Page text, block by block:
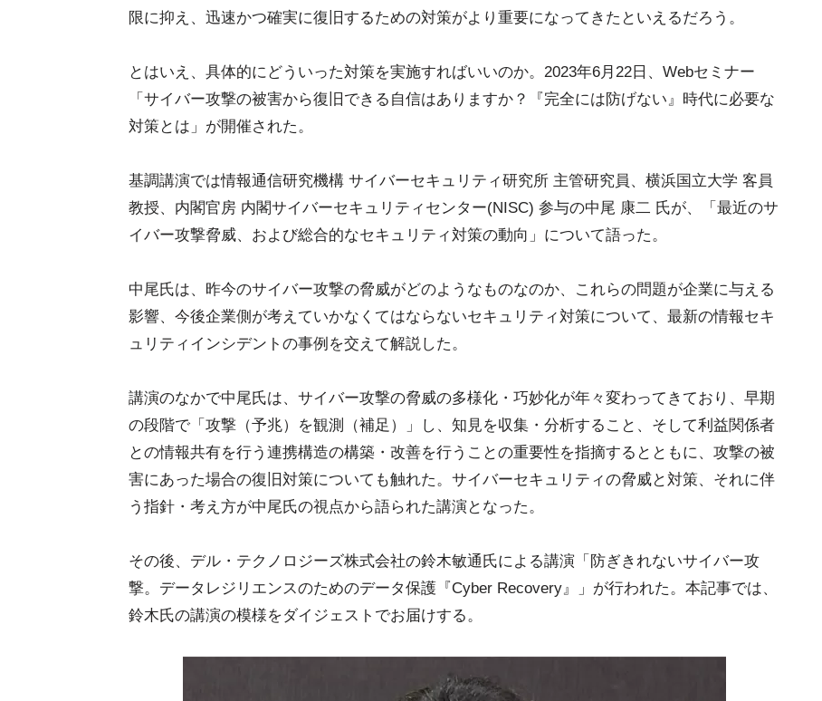
限に抑え、迅速かつ確実に復旧するための対策がより重要になってきたといえるだろう。
とはいえ、具体的にどういった対策を実施すればいいのか。2023年6月22日、Webセミナー
「サイバー攻撃の被害から復旧できる自信はありますか？『完全には防げない』時代に必要な
対策とは」が開催された。
基調講演では情報通信研究機構 サイバーセキュリティ研究所 主管研究員、横浜国立大学 客員
教授、内閣官房 内閣サイバーセキュリティセンター(NISC) 参与の中尾 康二 氏が、「最近のサ
イバー攻撃脅威、および総合的なセキュリティ対策の動向」について語った。
中尾氏は、昨今のサイバー攻撃の脅威がどのようなものなのか、これらの問題が企業に与える
影響、今後企業側が考えていかなくてはならないセキュリティ対策について、最新の情報セキ
ュリティインシデントの事例を交えて解説した。
講演のなかで中尾氏は、サイバー攻撃の脅威の多様化・巧妙化が年々変わってきており、早期
の段階で「攻撃（予兆）を観測（補足）」し、知見を収集・分析すること、そして利益関係者
との情報共有を行う連携構造の構築・改善を行うことの重要性を指摘するとともに、攻撃の被
害にあった場合の復旧対策についても触れた。サイバーセキュリティの脅威と対策、それに伴
う指針・考え方が中尾氏の視点から語られた講演となった。
その後、デル・テクノロジーズ株式会社の鈴木敏通氏による講演「防ぎきれないサイバー攻
撃。データレジリエンスのためのデータ保護『Cyber Recovery』」が行われた。本記事では、
鈴木氏の講演の模様をダイジェストでお届けする。